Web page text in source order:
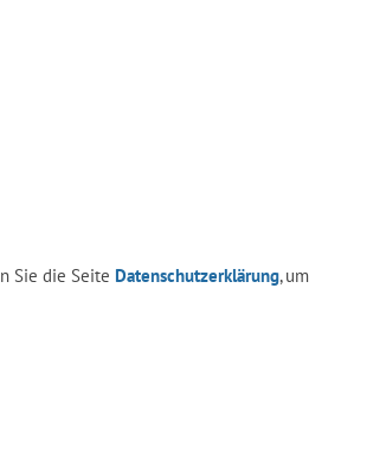
Sie die Seite Datenschutzerklärung, um